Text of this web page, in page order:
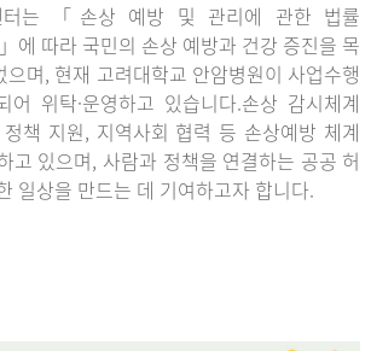
터는 「손상 예방 및 관리에 관한 법률
에 따라 국민의 손상 예방과 건강 증진을 목
으며, 현재 고려대학교 안암병원이 사업수행
어 위탁·운영하고 있습니다.손상 감시체계
책 지원, 지역사회 협력 등 손상예방 체계
고 있으며, 사람과 정책을 연결하는 공공 허
일상을 만드는 데 기여하고자 합니다.